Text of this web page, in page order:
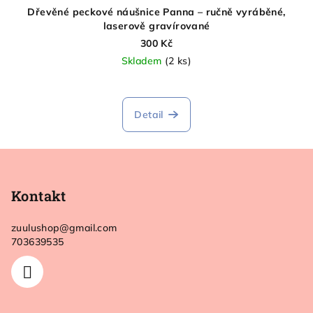
Dřevěné peckové náušnice Panna – ručně vyráběné,
laserově gravírované
300 Kč
Skladem (2 ks)
Detail
Kontakt
zuulushop@gmail.com
703639535